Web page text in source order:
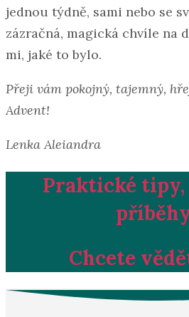
jednou týdně, sami nebo se
zázračná, magická chvíle na
mi, jaké to bylo.
Přeji vám pokojný, tajemný,
Advent!
Lenka Aleiandra
Praktické tipy,
Chcete